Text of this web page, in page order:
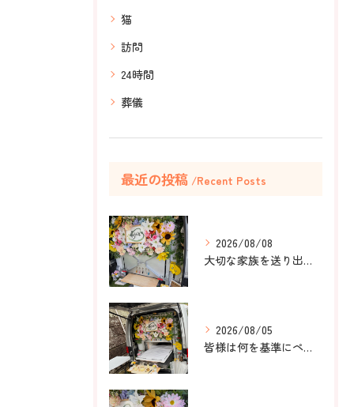
猫
訪問
24時間
葬儀
最近の投稿 Recent Posts
2026/08/08
大切な家族を送り出すお手伝いをしました。
2026/08/05
皆様は何を基準にペット葬儀社を選びますか？